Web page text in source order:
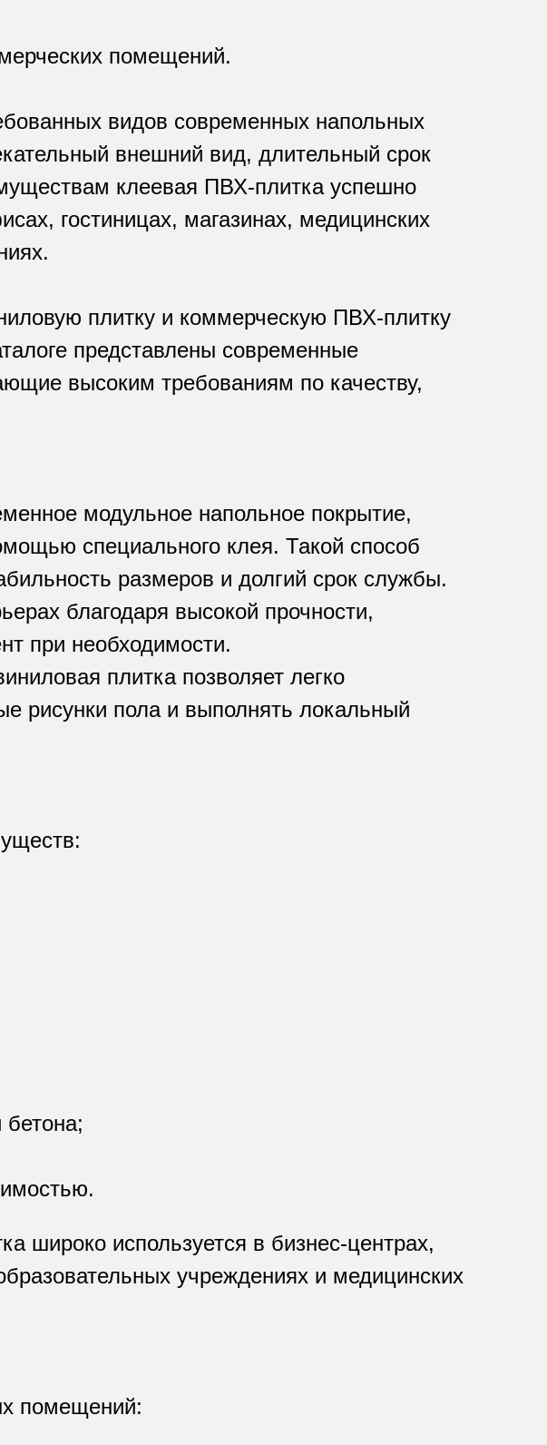
помещений.
видов современных напольных
внешний вид, длительный срок
клеевая ПВХ-плитка успешно
гостиницах, магазинах, медицинских
плитку и коммерческую ПВХ-плитку
представлены современные
высоким требованиям по качеству,
модульное напольное покрытие,
специального клея. Такой способ
размеров и долгий срок службы.
благодаря высокой прочности,
при необходимости.
плитка позволяет легко
рисунки пола и выполнять локальный
широко используется в бизнес-центрах,
учреждениях и медицинских
помещений: